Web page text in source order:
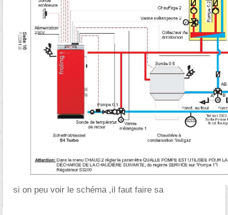
si on peu voir le schéma ,il faut faire sa